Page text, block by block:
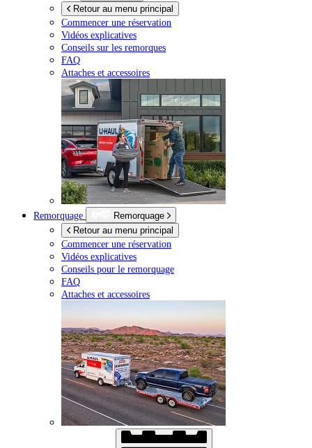
Retour au menu principal
Commencer une réservation
Vidéos explicatives
Conseils sur les remorques
FAQ
Attaches et accessoires
Remorquage
Remorquage
Retour au menu principal
Commencer une réservation
Vidéos explicatives
Conseils pour le remorquage
FAQ
Attaches et accessoires